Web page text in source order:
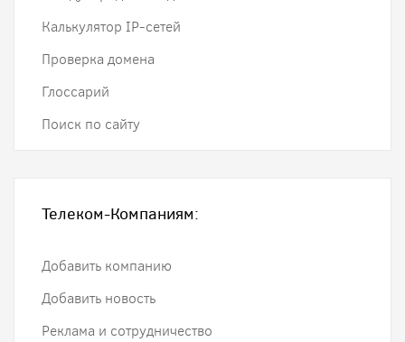
Калькулятор IP-сетей
Проверка домена
Глоссарий
Поиск по сайту
Телеком-Компаниям:
Добавить компанию
Добавить новость
Реклама и сотрудничество